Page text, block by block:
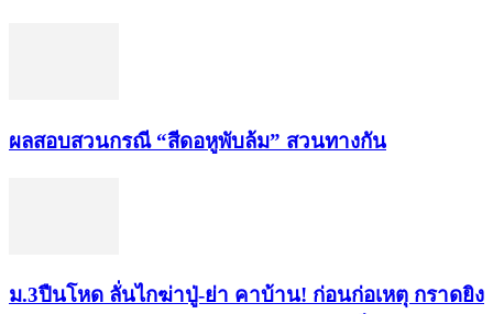
ผลสอบสวนกรณี “สีดอหูพับล้ม” สวนทางกัน
ม.3ปืนโหด ลั่นไกฆ่าปู่-ย่า คาบ้าน! ก่อนก่อเหตุ กราดยิง